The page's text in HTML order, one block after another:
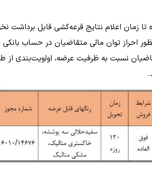
زمان اعلام نتایج قرعه‌کشی قابل برداشت
احراز توان مالی متقاضیان در حساب
نسبت به ظرفیت عرضه، اولویت‌بندی از